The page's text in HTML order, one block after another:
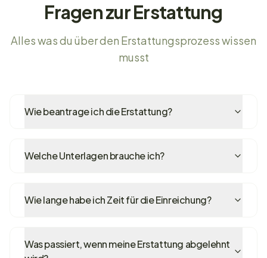
Fragen zur Erstattung
Alles was du über den Erstattungsprozess wissen
musst
Wie beantrage ich die Erstattung?
Welche Unterlagen brauche ich?
Wie lange habe ich Zeit für die Einreichung?
Was passiert, wenn meine Erstattung abgelehnt